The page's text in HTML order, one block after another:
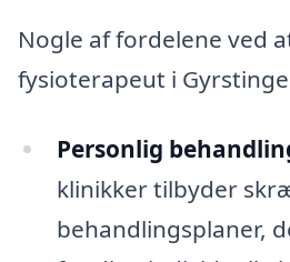
Nogle af fordelene ved
fysioterapeut i
Personlig
klinikker tilbyder
behandlingsplaner,